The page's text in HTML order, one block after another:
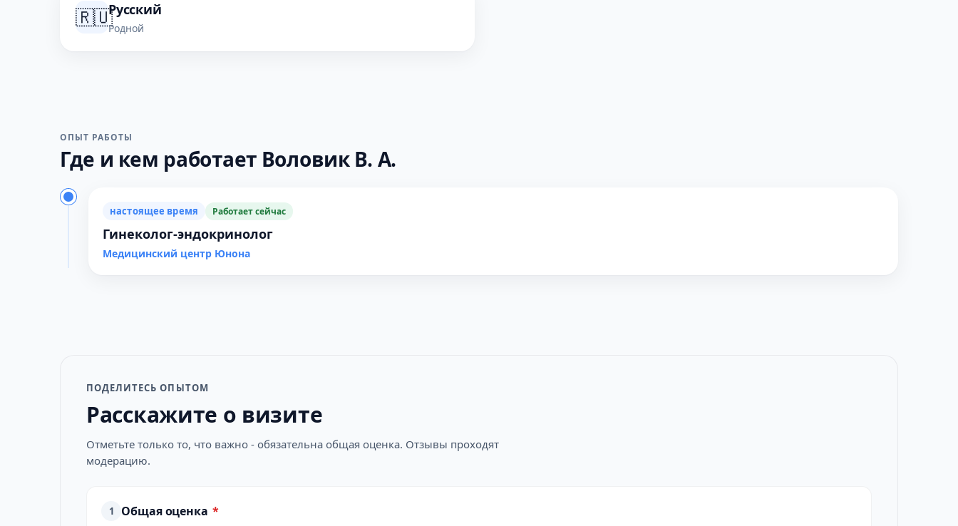
🇷🇺Русский
Родной
ОПЫТ РАБОТЫ
Где и кем работает Воловик В. А.
настоящее время Работает сейчас
Гинеколог-эндокринолог
Медицинский центр Юнона
ПОДЕЛИТЕСЬ ОПЫТОМ
Расскажите о визите
Отметьте только то, что важно - обязательна общая оценка. Отзывы проходят
модерацию.
1 Общая оценка *